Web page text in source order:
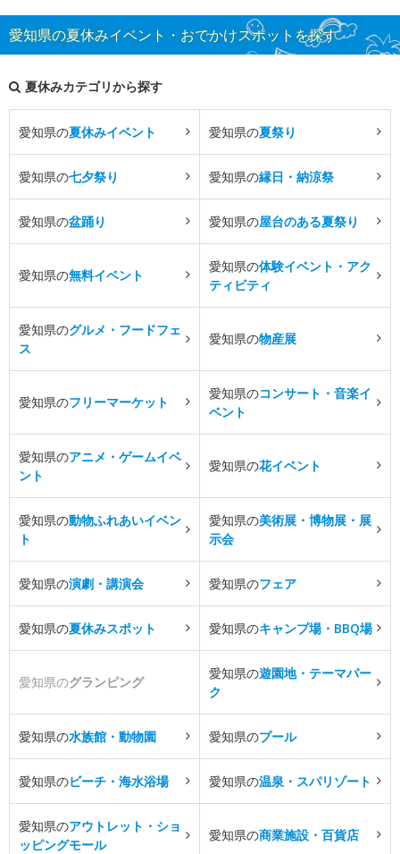
愛知県の夏休みイベント・おでかけスポットを探す
夏休みカテゴリから探す
愛知県の夏休みイベント 愛知県の夏祭り
愛知県の七夕祭り 愛知県の縁日・納涼祭
愛知県の盆踊り 愛知県の屋台のある夏祭り
愛知県の無料イベント
愛知県の体験イベント・アク
ティビティ
愛知県のグルメ・フードフェ
ス
愛知県の物産展
愛知県のフリーマーケット
愛知県のコンサート・音楽イ
ベント
愛知県のアニメ・ゲームイベ
ント
愛知県の花イベント
愛知県の動物ふれあいイベン
ト
愛知県の美術展・博物展・展
示会
愛知県の演劇・講演会 愛知県のフェア
愛知県の夏休みスポット 愛知県のキャンプ場・BBQ場
愛知県のグランピング
愛知県の遊園地・テーマパー
ク
愛知県の水族館・動物園 愛知県のプール
愛知県のビーチ・海水浴場 愛知県の温泉・スパリゾート
愛知県のアウトレット・ショ
ッピングモール
愛知県の商業施設・百貨店